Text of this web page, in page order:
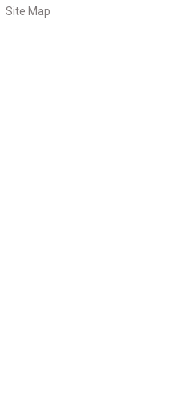
Site Map